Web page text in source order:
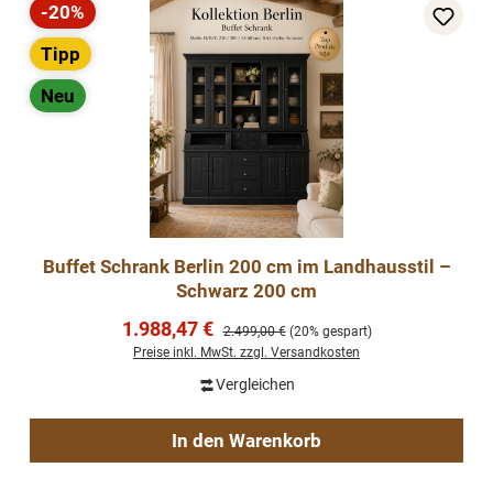
Rabatt
-20%
Tipp
Neu
Buffet Schrank Berlin 200 cm im Landhausstil –
Schwarz 200 cm
Verkaufspreis:
1.988,47 € Regulärer Preis:
2.499,00 € (20% gespart)
Preise inkl. MwSt. zzgl. Versandkosten
Vergleichen
In den Warenkorb